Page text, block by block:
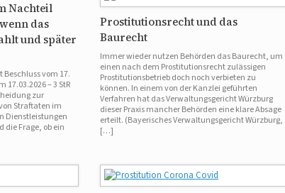
Nachteil
das
und später
vom 17.
17.03.2026 – 3 StR
zur
Straftaten im
Dienstleistungen
die Frage, ob ein
Prostitutionsrecht und das
Baurecht
Immer wieder nutzen Behörden das Baurecht, um
einen nach dem Prostitutionsrecht zulässigen
Prostitutionsbetrieb doch noch verbieten zu
können. In einem von der Kanzlei geführten
Verfahren hat das Verwaltungsgericht Würzburg
dieser Praxis mancher Behörden eine klare Absage
erteilt. (Bayerisches Verwaltungsgericht Würzburg,
[…]